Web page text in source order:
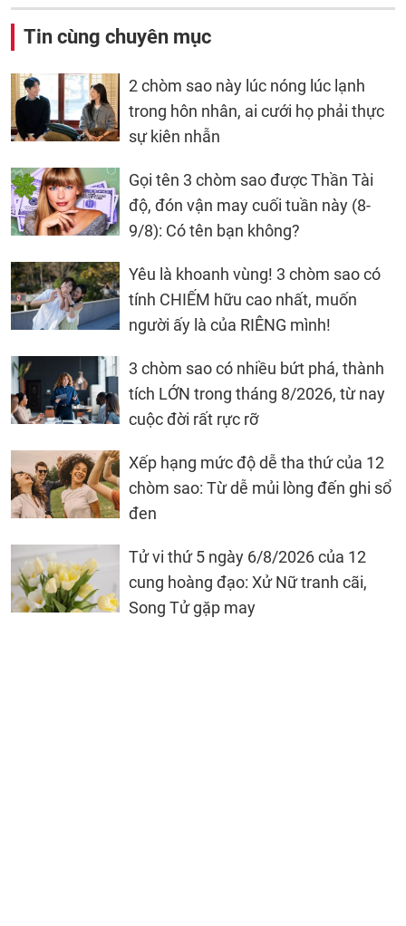
Tin cùng chuyên mục
2 chòm sao này lúc nóng lúc lạnh
trong hôn nhân, ai cưới họ phải thực
sự kiên nhẫn
Gọi tên 3 chòm sao được Thần Tài
độ, đón vận may cuối tuần này (8-
9/8): Có tên bạn không?
Yêu là khoanh vùng! 3 chòm sao có
tính CHIẾM hữu cao nhất, muốn
người ấy là của RIÊNG mình!
3 chòm sao có nhiều bứt phá, thành
tích LỚN trong tháng 8/2026, từ nay
cuộc đời rất rực rỡ
Xếp hạng mức độ dễ tha thứ của 12
chòm sao: Từ dễ mủi lòng đến ghi sổ
đen
Tử vi thứ 5 ngày 6/8/2026 của 12
cung hoàng đạo: Xử Nữ tranh cãi,
Song Tử gặp may